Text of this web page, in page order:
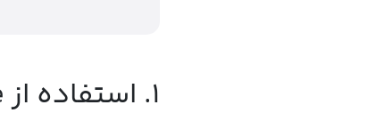
۱. استفاده از Screen Time برای مخفی کردن برنامه ها در آیفون